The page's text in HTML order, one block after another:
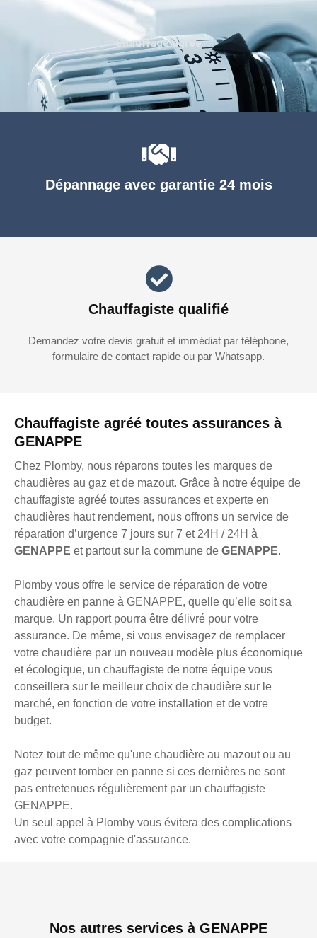
Chauffagiste agréé toutes assurances à
GENAPPE
Chez Plomby, nous réparons toutes les marques de
chaudières au gaz et de mazout. Grâce à notre équipe de
chauffagiste agréé toutes assurances et experte en
chaudières haut rendement, nous offrons un service de
réparation d’urgence 7 jours sur 7 et 24H / 24H à
GENAPPE et partout sur la commune de GENAPPE.
Plomby vous offre le service de réparation de votre
chaudière en panne à GENAPPE, quelle qu’elle soit sa
marque. Un rapport pourra être délivré pour votre
assurance. De même, si vous envisagez de remplacer
votre chaudière par un nouveau modèle plus économique
et écologique, un chauffagiste de notre équipe vous
conseillera sur le meilleur choix de chaudière sur le
marché, en fonction de votre installation et de votre
budget.
Notez tout de même qu'une chaudière au mazout ou au
gaz peuvent tomber en panne si ces dernières ne sont
pas entretenues régulièrement par un chauffagiste
GENAPPE.
Un seul appel à Plomby vous évitera des complications
avec votre compagnie d'assurance.
Dépannage avec garantie 24 mois
Chauffagiste qualifié
Demandez votre devis gratuit et immédiat par téléphone,
formulaire de contact rapide ou par Whatsapp.
Chauffage agréé
Nos autres services à GENAPPE